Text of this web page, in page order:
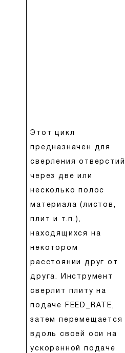
Этот цикл
предназначен для
сверления отверстий
через две или
несколько полос
материала (листов,
плит и т.п.),
находящихся на
некотором
расстоянии друг от
друга. Инструмент
сверлит плиту на
подаче FEED_RATE,
затем перемещается
вдоль своей оси на
ускоренной подаче